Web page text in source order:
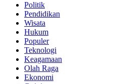
Politik
Pendidikan
Wisata
Hukum
Populer
Teknologi
Keagamaan
Olah Raga
Ekonomi